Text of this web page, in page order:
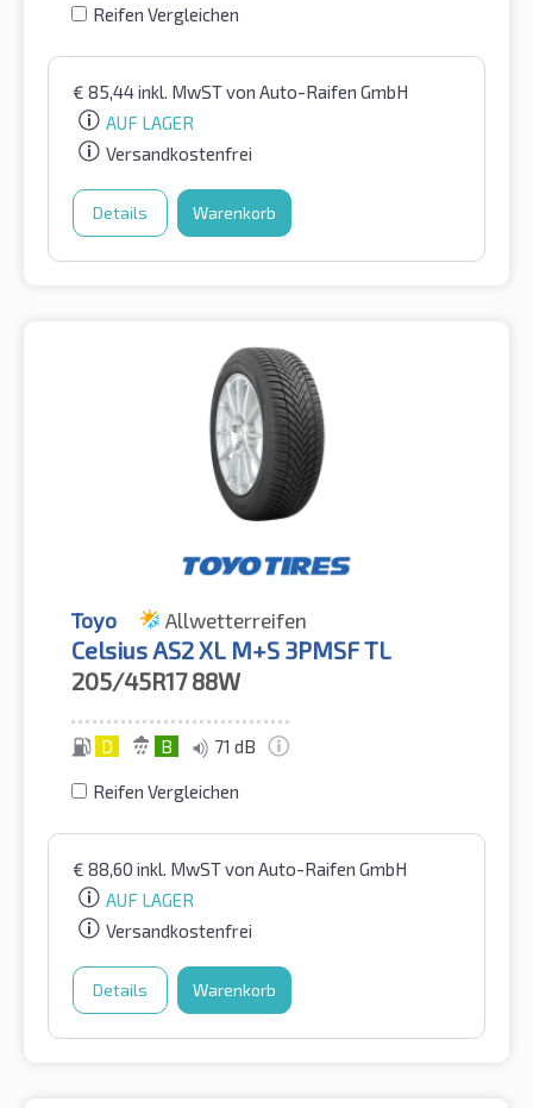
Reifen Vergleichen
€ 85,44inkl. MwSTvon Auto-Raifen GmbH
AUF LAGER
Versandkostenfrei
Details Warenkorb
Toyo Allwetterreifen
Celsius AS2 XL M+S 3PMSF TL
205/45R17 88W
D B 71 dB
Reifen Vergleichen
€ 88,60 inkl. MwSTvon Auto-Raifen GmbH
AUF LAGER
Versandkostenfrei
Details Warenkorb